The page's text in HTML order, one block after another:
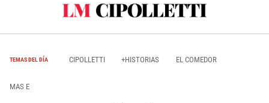
TEMAS DEL DÍA CIPOLLETTI +HISTORIAS EL COMEDOR
MAS E